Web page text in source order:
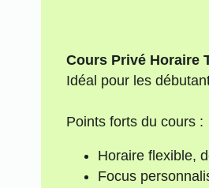
Cours Privé Horaire
Idéal pour les
Points forts du cours :
Horaire flexible,
Focus